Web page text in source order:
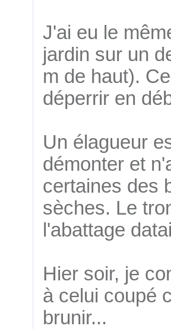
J'ai eu le
jardin sur un
m de haut).
déperrir en
Un élagueur
démonter et
certaines des
sèches. Le
l'abattage
Hier soir, je
à celui coupé
brunir...